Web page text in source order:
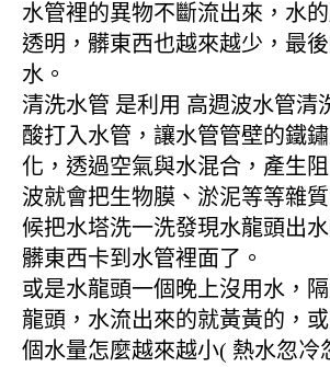
水管裡的異物不斷流出來，水
透明，髒東西也越來越少，最
水。
清洗水管 是利用 高週波水管清
酸打入水管，讓水管管壁的鐵
化，透過空氣與水混合，產生
波就會把生物膜、淤泥等等雜
候把水塔洗一洗發現水龍頭出
髒東西卡到水管裡面了。
或是水龍頭一個晚上沒用水，
龍頭，水流出來的就黃黃的，
個水量怎麼越來越小( 熱水忽冷